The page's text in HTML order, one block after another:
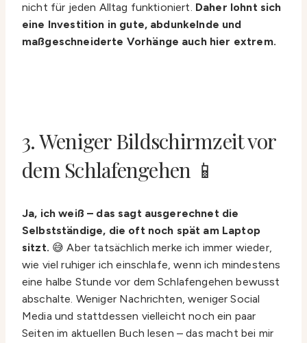
nicht für jeden Alltag funktioniert. Daher lohnt sich
eine Investition in gute, abdunkelnde und
maßgeschneiderte Vorhänge auch hier extrem.
3. Weniger Bildschirmzeit vor
dem Schlafengehen 📱
Ja, ich weiß – das sagt ausgerechnet die
Selbstständige, die oft noch spät am Laptop
sitzt. 😅 Aber tatsächlich merke ich immer wieder,
wie viel ruhiger ich einschlafe, wenn ich mindestens
eine halbe Stunde vor dem Schlafengehen bewusst
abschalte. Weniger Nachrichten, weniger Social
Media und stattdessen vielleicht noch ein paar
Seiten im aktuellen Buch lesen – das macht bei mir